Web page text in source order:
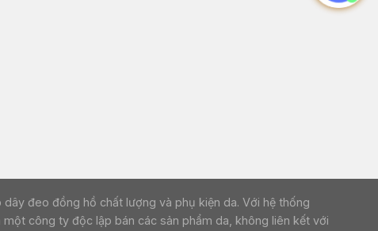
đeo đồng hồ chất lượng và phụ kiện da. Với hệ thống
công ty độc lập bán các sản phẩm da, không liên kết với